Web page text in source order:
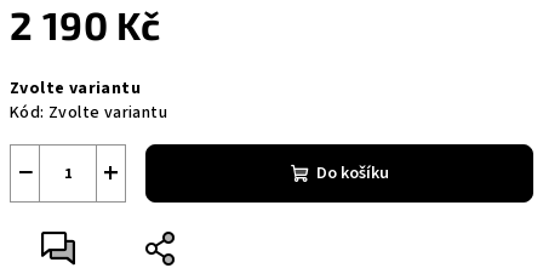
2 190 Kč
cena:
Zvolte variantu
Kód: Zvolte variantu
+
− Do košíku